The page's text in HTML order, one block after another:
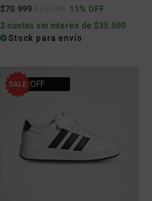
$70.999
Price reduced from
to11% OFF
2 cuotas sin interés de $35.500
Stock para envío
21% OFF